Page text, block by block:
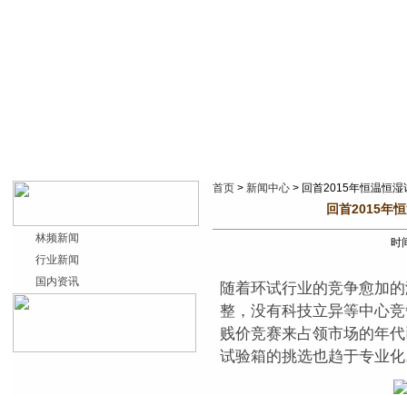
林频新闻
行业新闻
国内资讯
首页 > 新闻中心 > 回首2015年恒温恒
回首2015年
时
随着环试行业的竞争愈加
整，没有科技立异等中心
贱价竞赛来占领市场的年
试验箱的挑选也趋于专业